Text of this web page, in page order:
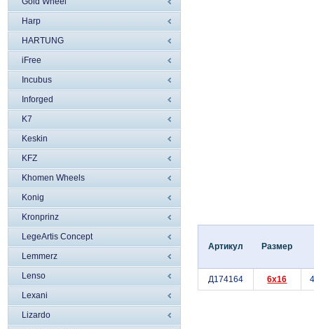
Harp
HARTUNG
iFree
Incubus
Inforged
K7
Keskin
KFZ
Khomen Wheels
Konig
Kronprinz
LegeArtis Concept
Lemmerz
Lenso
Lexani
Lizardo
Артикул Размер
Д174164 6x16